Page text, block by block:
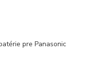
pre Panasonic